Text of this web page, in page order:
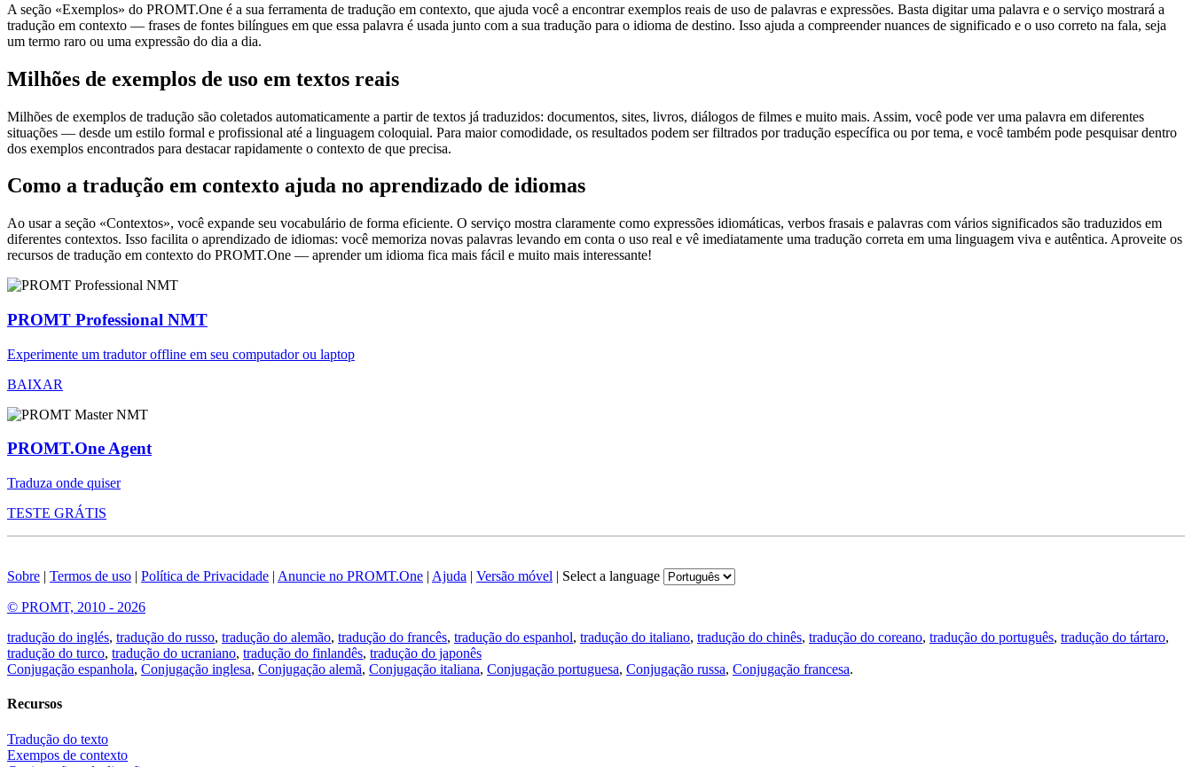
A seção «Exemplos» do PROMT.One é a sua ferramenta de tradução em contexto, que ajuda você a encontrar exemplos reais de uso de palavras e expressões. Basta digitar uma palavra e o serviço mostrará a
tradução em contexto — frases de fontes bilíngues em que essa palavra é usada junto com a sua tradução para o idioma de destino. Isso ajuda a compreender nuances de significado e o uso correto na fala, seja
um termo raro ou uma expressão do dia a dia.
Milhões de exemplos de uso em textos reais
Milhões de exemplos de tradução são coletados automaticamente a partir de textos já traduzidos: documentos, sites, livros, diálogos de filmes e muito mais. Assim, você pode ver uma palavra em diferentes
situações — desde um estilo formal e profissional até a linguagem coloquial. Para maior comodidade, os resultados podem ser filtrados por tradução específica ou por tema, e você também pode pesquisar dentro
dos exemplos encontrados para destacar rapidamente o contexto de que precisa.
Como a tradução em contexto ajuda no aprendizado de idiomas
Ao usar a seção «Contextos», você expande seu vocabulário de forma eficiente. O serviço mostra claramente como expressões idiomáticas, verbos frasais e palavras com vários significados são traduzidos em
diferentes contextos. Isso facilita o aprendizado de idiomas: você memoriza novas palavras levando em conta o uso real e vê imediatamente uma tradução correta em uma linguagem viva e autêntica. Aproveite os
recursos de tradução em contexto do PROMT.One — aprender um idioma fica mais fácil e muito mais interessante!
PROMT Professional NMT
Experimente um tradutor offline em seu computador ou laptop
BAIXAR
PROMT.One Agent
Traduza onde quiser
TESTE GRÁTIS
Sobre | Termos de uso | Política de Privacidade | Anuncie no PROMT.One | Ajuda | Versão móvel | Select a language
© PROMT, 2010 - 2026
tradução do inglés, tradução do russo, tradução do alemão, tradução do francês, tradução do espanhol, tradução do italiano, tradução do chinês, tradução do coreano, tradução do português, tradução do tártaro,
tradução do turco, tradução do ucraniano, tradução do finlandês, tradução do japonês
Conjugação espanhola, Conjugação inglesa, Conjugação alemã, Conjugação italiana, Conjugação portuguesa, Conjugação russa, Conjugação francesa.
Recursos
Tradução do texto
Exempos de contexto